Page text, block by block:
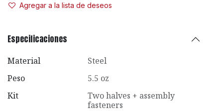
Agregar a la lista de deseos
Especificaciones
Material
Steel
Peso
5.5 oz
Kit
Two halves + assembly
fasteners